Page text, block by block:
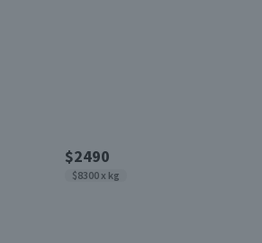
$2490
$8300 x kg